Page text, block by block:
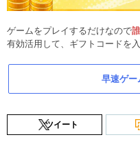
ゲームをプレイするだけなので
有効活用して、ギフトコードを
早速ゲー
ツイート